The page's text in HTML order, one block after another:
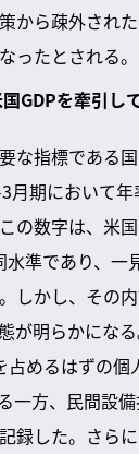
から疎外され
ったとされる。
GDPを牽引し
な指標である国
月期において
の数字は、米
準であり、一
しかし、その
が明らかになる
占めるはずの個
一方、民間設
録した。さら